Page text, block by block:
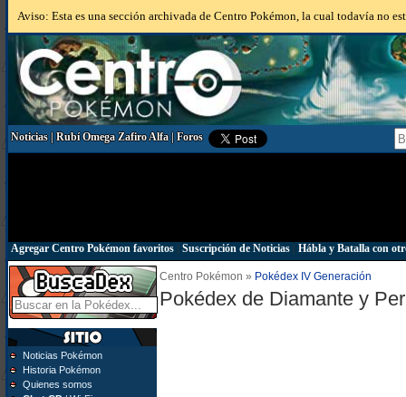
Aviso: Esta es una sección archivada de Centro Pokémon, la cual todavía no
Noticias|Rubí Omega Zafiro Alfa|Foros
Agregar Centro Pokémon favoritos| Suscripción de Noticias| Hábla y Batalla con
Noticias Pokémon
Historia Pokémon
Quienes somos
Centro Pokémon » Pokédex IV Generación
Pokédex de Diamante y